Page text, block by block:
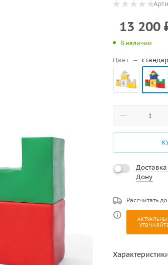
13 200
В наличии
Цвет —
Дону
Рассчитать